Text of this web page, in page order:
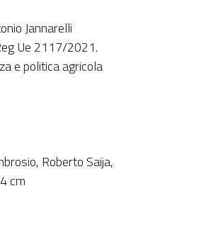
Jannarelli
Ue 2117/2021.
e politica agricola
Roberto Saija,
cm